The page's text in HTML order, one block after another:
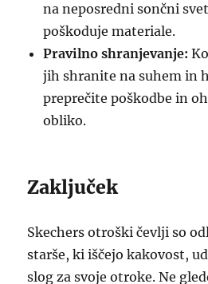
na neposredni sončni
poškoduje materiale.
Pravilno shranjevanje:
jih shranite na suhem in
preprečite poškodbe in
obliko.
Zaključek
Skechers otroški čevlji so
starše, ki iščejo kakovost,
slog za svoje otroke. Ne